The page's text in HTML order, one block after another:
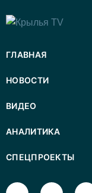
ГЛАВНАЯ
НОВОСТИ
ВИДЕО
АНАЛИТИКА
СПЕЦПРОЕКТЫ